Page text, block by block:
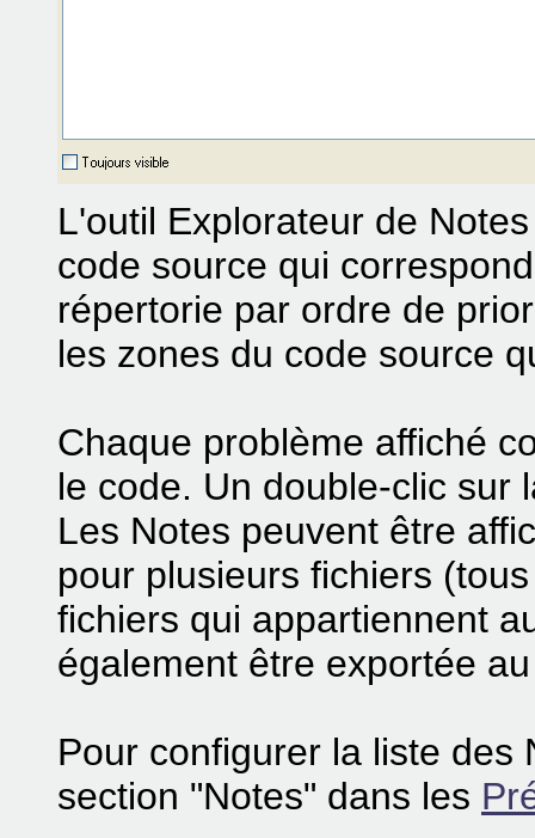
L'outil Explorateur de
code source qui
répertorie par ordre de
les zones du code source
Chaque problème affiché
le code. Un double-clic sur
Les Notes peuvent être
pour plusieurs fichiers
fichiers qui appartiennent
également être exportée
Pour configurer la liste des
section "Notes" dans les